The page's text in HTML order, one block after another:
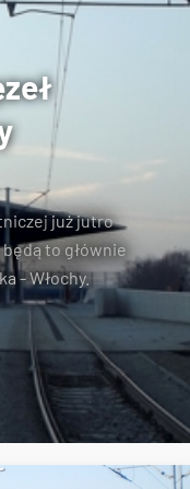
już jutro
to głównie
- Włochy.